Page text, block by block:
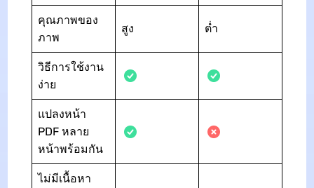
คุณภาพของ
ภาพ
สูง ต่ำ
วิธีการใช้งาน
ง่าย
แปลงหน้า
PDF หลาย
หน้าพร้อมกัน
ไม่มีเนื้อหา